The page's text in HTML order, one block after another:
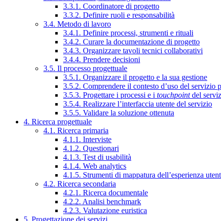
3.3.1. Coordinatore di progetto
3.3.2. Definire ruoli e responsabilità
3.4. Metodo di lavoro
3.4.1. Definire processi, strumenti e rituali
3.4.2. Curare la documentazione di progetto
3.4.3. Organizzare tavoli tecnici collaborativi
3.4.4. Prendere decisioni
3.5. Il processo progettuale
3.5.1. Organizzare il progetto e la sua gestione
3.5.2. Comprendere il contesto d’uso del servizio
3.5.3. Progettare i processi e i touchpointdel
3.5.4. Realizzare l’interfaccia utente del servizio
3.5.5. Validare la soluzione ottenuta
4. Ricerca progettuale
4.1. Ricerca primaria
4.1.1. Interviste
4.1.2. Questionari
4.1.3. Test di usabilità
4.1.4. Web analytics
4.1.5. Strumenti di mappatura dell’esperienza
4.2. Ricerca secondaria
4.2.1. Ricerca documentale
4.2.2. Analisi benchmark
4.2.3. Valutazione euristica
5. Progettazione dei servizi